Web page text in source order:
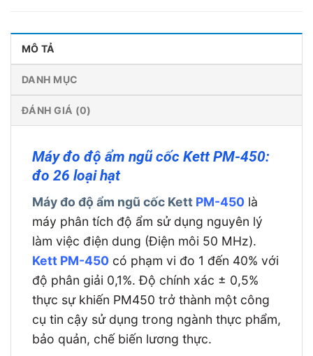
MÔ TẢ
DANH MỤC
ĐÁNH GIÁ (0)
Máy đo độ ẩm ngũ cốc Kett PM-450:
đo 26 loại hạt
Máy đo độ ẩm ngũ cốc Kett PM-450 là
máy phân tích độ ẩm sử dụng nguyên lý
làm việc điện dung (Điện môi 50 MHz).
Kett PM-450 có phạm vi đo 1 đến 40% với
độ phân giải 0,1%. Độ chính xác ± 0,5%
thực sự khiến PM450 trở thành một công
cụ tin cậy sử dụng trong ngành thực phẩm,
bảo quản, chế biến lương thực.